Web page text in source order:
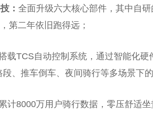
： 全面升级六大核心部件，其中自
第二年依旧跑得远；
载TCS自动控制系统，通过智能化
、推车倒车、夜间骑行等多场景下的
累计8000万用户骑行数据，零压舒适